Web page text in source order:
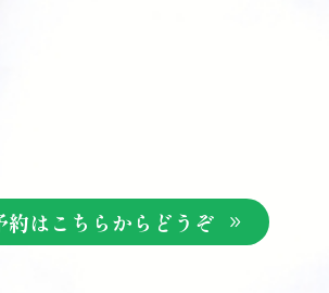
約はこちらからどうぞ